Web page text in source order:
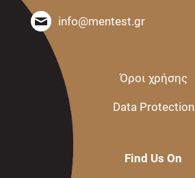
info@mentest.gr
Όροι χρήσης
Data Protection
Find Us On